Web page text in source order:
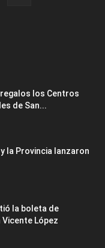
los Centros
de San...
la Provincia lanzaron
la boleta de
López